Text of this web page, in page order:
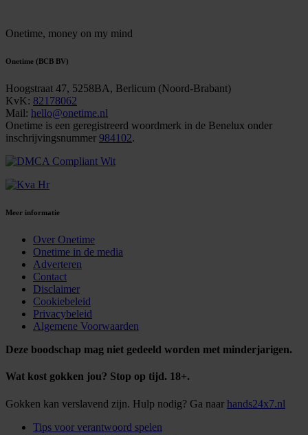
Onetime, money on my mind
Onetime (BCB BV)
Hoogstraat 47, 5258BA, Berlicum (Noord-Brabant)
KvK: 82178062
Mail: hello@onetime.nl
Onetime is een geregistreerd woordmerk in de Benelux onder
inschrijvingsnummer 984102.
Meer informatie
Over Onetime
Onetime in de media
Adverteren
Contact
Disclaimer
Cookiebeleid
Privacybeleid
Algemene Voorwaarden
Deze boodschap mag niet gedeeld worden met minderjarigen.
Wat kost gokken jou? Stop op tijd. 18+.
Gokken kan verslavend zijn. Hulp nodig? Ga naar hands24x7.nl
Tips voor verantwoord spelen